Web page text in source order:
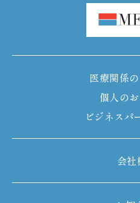
医療関係
個人の
ビジネスパ
会社